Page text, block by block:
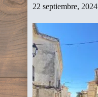
22 septiembre, 2024